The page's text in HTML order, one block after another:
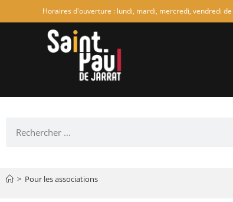
Horaires d'ouverture : lundi, mardi, mercredi, vendredi de
> Pour les associations